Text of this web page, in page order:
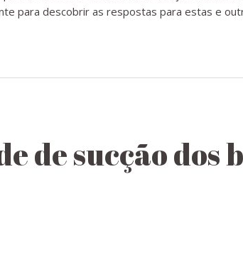
para descobrir as respostas para estas e
de sucção dos